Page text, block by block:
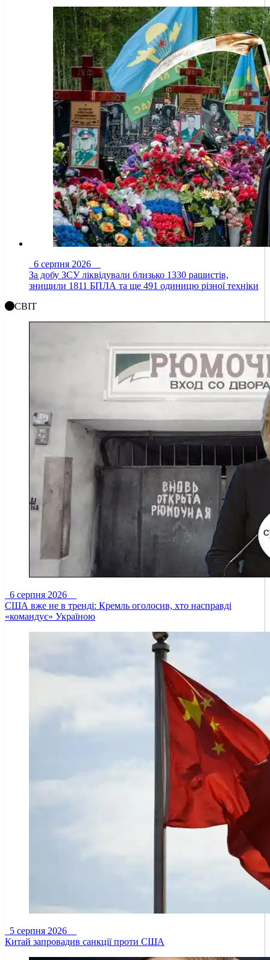
6 серпня 2026
За добу ЗСУ ліквідували близько 1330 рашистів,
знищили 1811 БПЛА та ще 491 одиницю різної техніки
СВІТ
6 серпня 2026
США вже не в тренді: Кремль оголосив, хто насправді
«командує» Україною
5 серпня 2026
Китай запровадив санкції проти США